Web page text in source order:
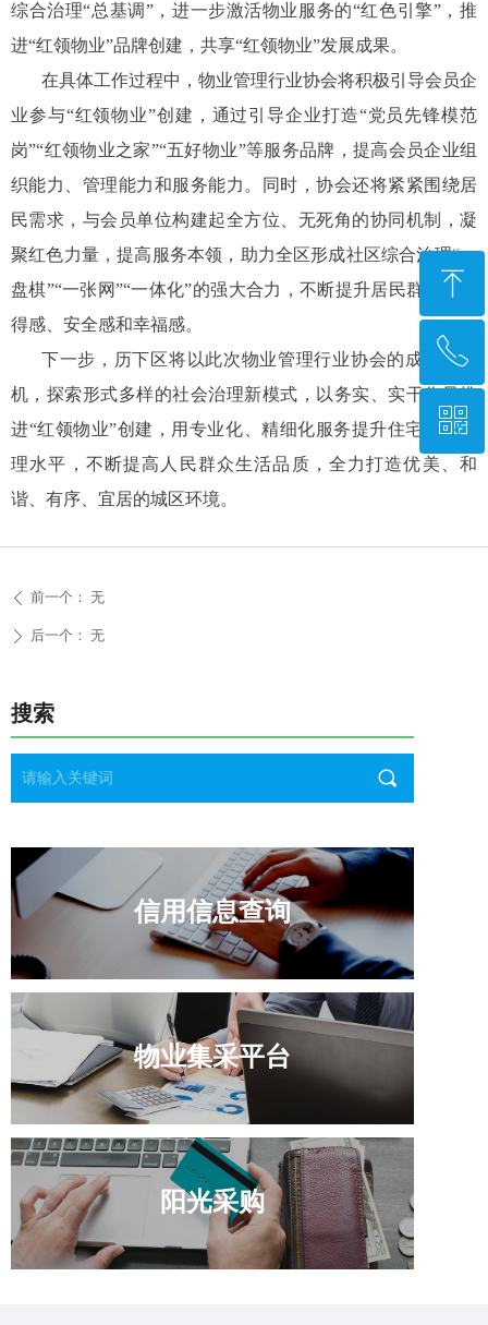
综合治理“总基调”，进一步激活物业服务的“红色引擎”，推
进“红领物业”品牌创建，共享“红领物业”发展成果。
在具体工作过程中，物业管理行业协会将积极引导会员企
业参与“红领物业”创建，通过引导企业打造“党员先锋模范
岗”“红领物业之家”“五好物业”等服务品牌，提高会员企业组
织能力、管理能力和服务能力。同时，协会还将紧紧围绕居
民需求，与会员单位构建起全方位、无死角的协同机制，凝
聚红色力量，提高服务本领，助力全区形成社区综合治理“一
盘棋”“一张网”“一体化”的强大合力，不断提升居民群众的获
得感、安全感和幸福感。
下一步，历下区将以此次物业管理行业协会的成立为契
机，探索形式多样的社会治理新模式，以务实、实干作风推
进“红领物业”创建，用专业化、精细化服务提升住宅小区治
理水平，不断提高人民群众生活品质，全力打造优美、和
谐、有序、宜居的城区环境。
ꄴ 前一个： 无
ꄲ 后一个： 无
信用信息查询
物业集采平台
阳光采购
끠
搜索
ꁸ
回到顶部
ꂅ
0531—67870677
ꀥ